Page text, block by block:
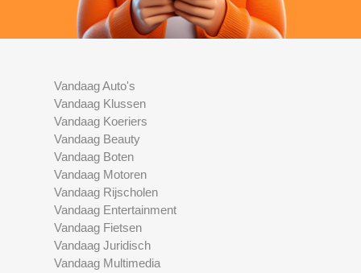
Vandaag Auto's
Vandaag Klussen
Vandaag Koeriers
Vandaag Beauty
Vandaag Boten
Vandaag Motoren
Vandaag Rijscholen
Vandaag Entertainment
Vandaag Fietsen
Vandaag Juridisch
Vandaag Multimedia